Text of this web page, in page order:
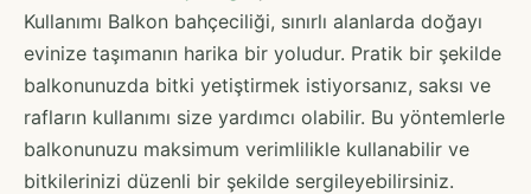
Kullanımı Balkon bahçeciliği, sınırlı alanlarda doğayı
evinize taşımanın harika bir yoludur. Pratik bir şekilde
balkonunuzda bitki yetiştirmek istiyorsanız, saksı ve
rafların kullanımı size yardımcı olabilir. Bu yöntemlerle
balkonunuzu maksimum verimlilikle kullanabilir ve
bitkilerinizi düzenli bir şekilde sergileyebilirsiniz.